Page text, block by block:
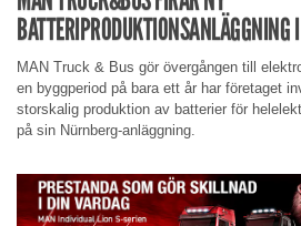
BATTERIPRODUKTIONSANLÄGGNING
MAN Truck & Bus gör övergången till
en byggperiod på bara ett år har företaget
storskalig produktion av batterier för
på sin Nürnberg-anläggning.